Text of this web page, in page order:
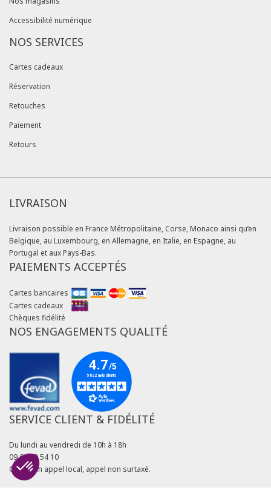
Accessibilité numérique
NOS SERVICES
Cartes cadeaux
Réservation
Retouches
Paiement
Retours
LIVRAISON
Livraison possible en France Métropolitaine, Corse, Monaco ainsi qu’en
Belgique, au Luxembourg, en Allemagne, en Italie, en Espagne, au
Portugal et aux Pays-Bas.
PAIEMENTS ACCEPTÉS
Cartes bancaires
Cartes cadeaux
Chèques fidélité
NOS ENGAGEMENTS QUALITÉ
SERVICE CLIENT & FIDÉLITÉ
Du lundi au vendredi de 10h à 18h
09 69 39 54 10
Coût d'un appel local, appel non surtaxé.